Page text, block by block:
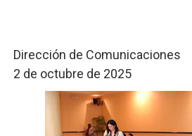
Dirección de Comunicaciones
2 de octubre de 2025